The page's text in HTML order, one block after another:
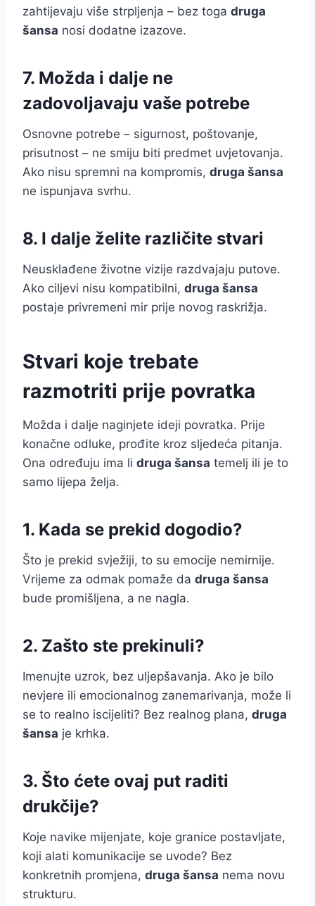
zahtijevaju više strpljenja – bez toga druga
šansa nosi dodatne izazove.
7. Možda i dalje ne
zadovoljavaju vaše potrebe
Osnovne potrebe – sigurnost, poštovanje,
prisutnost – ne smiju biti predmet uvjetovanja.
Ako nisu spremni na kompromis, druga šansa
ne ispunjava svrhu.
8. I dalje želite različite stvari
Neusklađene životne vizije razdvajaju putove.
Ako ciljevi nisu kompatibilni, druga šansa
postaje privremeni mir prije novog raskrižja.
Stvari koje trebate
razmotriti prije povratka
Možda i dalje naginjete ideji povratka. Prije
konačne odluke, prođite kroz sljedeća pitanja.
Ona određuju ima li druga šansa temelj ili je to
samo lijepa želja.
1. Kada se prekid dogodio?
Što je prekid svježiji, to su emocije nemirnije.
Vrijeme za odmak pomaže da druga šansa
bude promišljena, a ne nagla.
2. Zašto ste prekinuli?
Imenujte uzrok, bez uljepšavanja. Ako je bilo
nevjere ili emocionalnog zanemarivanja, može li
se to realno iscijeliti? Bez realnog plana, druga
šansa je krhka.
3. Što ćete ovaj put raditi
drukčije?
Koje navike mijenjate, koje granice postavljate,
koji alati komunikacije se uvode? Bez
konkretnih promjena, druga šansa nema novu
strukturu.